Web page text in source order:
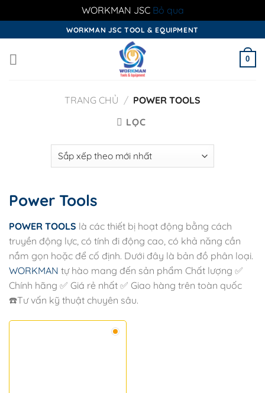
WORKMAN JSC Bỏ qua
to
content
WORKMAN JSC TOOL & EQUIPMENT
0
TRANG CHỦ / POWER TOOLS
LỌC
Power Tools
POWER TOOLS là các thiết bị hoạt động bằng cách
truyền động lực, có tính đi động cao, có khả năng cần
nắm gọn hoặc để cố định. Dưới đây là bản đồ phân loại.
WORKMAN tự hào mang đến sản phẩm Chất lượng ✅
Chính hãng ✅ Giá rẻ nhất ✅ Giao hàng trên toàn quốc
☎️Tư vấn kỹ thuật chuyên sâu.